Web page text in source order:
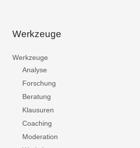
Werkzeuge
Werkzeuge
Analyse
Forschung
Beratung
Klausuren
Coaching
Moderation